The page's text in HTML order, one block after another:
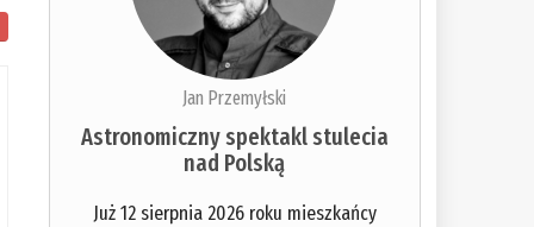
Jan Przemyłski
Astronomiczny spektakl stulecia
nad Polską
Już 12 sierpnia 2026 roku mieszkańcy